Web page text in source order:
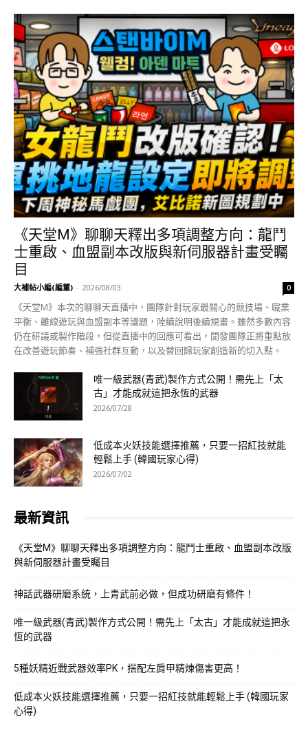
《天堂M》聊聊天釋出多項調整方向：龍鬥
士重啟、血盟副本改版與新伺服器計畫受矚
目
大補帖小編(編董) - 2026/08/03 0
《天堂M》本次的聊聊天直播中，團隊針對玩家最關心的競技場、職業
平衡、離線遊玩與血盟副本等議題，陸續說明後續規畫。雖然多數內容
仍在研議或製作階段，但從直播中的回應可看出，開發團隊正將重點放
在改善遊玩節奏、補強社群互動，以及替回歸玩家創造新的切入點。
唯一級武器(青武)製作方式公開！需先上「太
古」才能成就這把永恆的武器
2026/07/28
低成本火妖技能選擇推薦，只要一招紅技就能
輕鬆上手 (韓國玩家心得)
2026/07/02
最新資訊
《天堂M》聊聊天釋出多項調整方向：龍鬥士重啟、血盟副本改版
與新伺服器計畫受矚目
神話武器研磨系統，上青武前必做，但成功研磨有條件！
唯一級武器(青武)製作方式公開！需先上「太古」才能成就這把永
恆的武器
5種妖精近戰武器效率PK，搭配左肩甲精煉傷害更高！
低成本火妖技能選擇推薦，只要一招紅技就能輕鬆上手 (韓國玩家
心得)